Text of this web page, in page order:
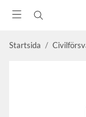
Startsida /